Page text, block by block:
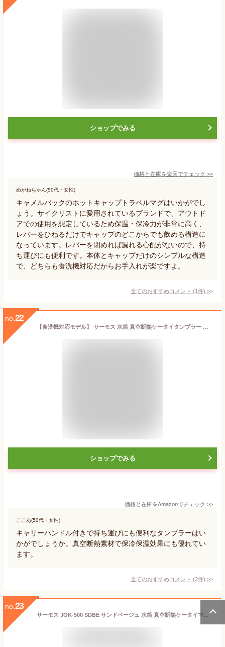
ショップでみる
価格と在庫を楽天でチェック >>
めがねちゃん(50代・女性)
キャメルバックのホットキャップトラベルマグはいかがでし
ょう。サイクリストに愛用されているブランドで、アウトド
アでの使用を想定しているため保温・保冷力が非常に高く、
レバーをひねるだけでキャップのどこからでも飲める構造に
なっています。レバーを閉めれば漏れる心配がないので、持
ち運びにも便利です。本体とキャップだけのシンプルな構造
で、どちらも食洗機対応だからお手入れが楽ですよ。
全てのおすすめコメント (1件) >
no. 22
【食洗機対応モデル】 サーモス 水筒 真空断熱ケータイタンブラー キャリーハンドル付き 320ml カフェラテ JOV-320 CL
ショップでみる
価格と在庫をAmazonでチェック >>
ここあ(50代・女性)
キャリーハンドル付きで持ち運びにも便利なタンブラーはい
かがでしょうか。真空断熱素材で保冷保温効果にも優れてい
ます。
全てのおすすめコメント (2件) >
no. 23
サーモス JOK-500 SDBE サンドベージュ 水筒 真空断熱ケータイマグ 500ml 食洗機対応モデル 送料無料 【SK03850】